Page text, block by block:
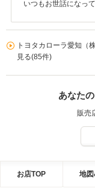
いつもお世話になっ
トヨタカローラ愛知（
見る(85件)
あなた
販売
お店TOP 地